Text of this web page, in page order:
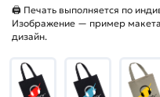
🖨 Печать выполняется по
Изображение — пример
дизайн.